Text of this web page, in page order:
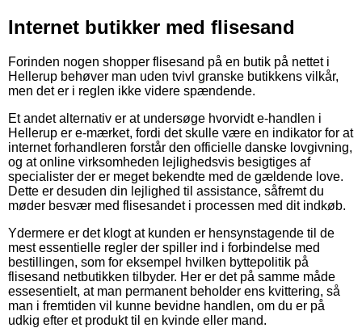
Internet butikker med flisesand
Forinden nogen shopper flisesand på en butik på nettet i
Hellerup behøver man uden tvivl granske butikkens vilkår,
men det er i reglen ikke videre spændende.
Et andet alternativ er at undersøge hvorvidt e-handlen i
Hellerup er e-mærket, fordi det skulle være en indikator for at
internet forhandleren forstår den officielle danske lovgivning,
og at online virksomheden lejlighedsvis besigtiges af
specialister der er meget bekendte med de gældende love.
Dette er desuden din lejlighed til assistance, såfremt du
møder besvær med flisesandet i processen med dit indkøb.
Ydermere er det klogt at kunden er hensynstagende til de
mest essentielle regler der spiller ind i forbindelse med
bestillingen, som for eksempel hvilken byttepolitik på
flisesand netbutikken tilbyder. Her er det på samme måde
essesentielt, at man permanent beholder ens kvittering, så
man i fremtiden vil kunne bevidne handlen, om du er på
udkig efter et produkt til en kvinde eller mand.